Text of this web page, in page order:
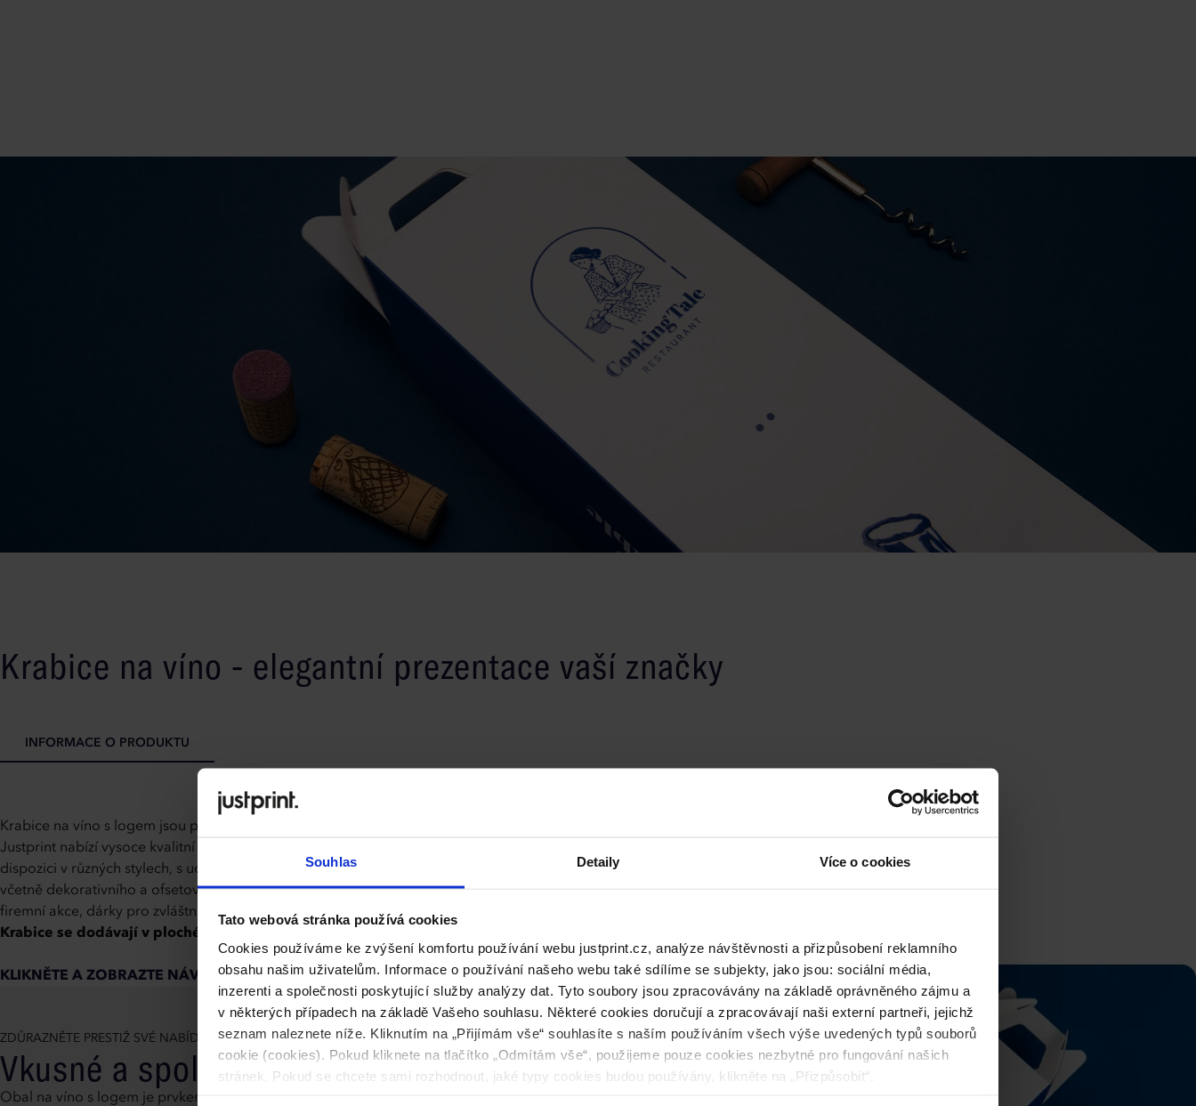
Souhlas Detaily Více o cookies
Tato webová stránka používá cookies
Cookies používáme ke zvýšení komfortu používání webu justprint.cz, analýze návštěvnosti a přizpůsobení reklamního
obsahu našim uživatelům. Informace o používání našeho webu také sdílíme se subjekty, jako jsou: sociální média,
inzerenti a společnosti poskytující služby analýzy dat. Tyto soubory jsou zpracovávány na základě oprávněného zájmu a
v některých případech na základě Vašeho souhlasu. Některé cookies doručují a zpracovávají naši externí partneři, jejichž
seznam naleznete níže. Kliknutím na „Přijímám vše“ souhlasíte s naším používáním všech výše uvedených typů souborů
cookie (cookies). Pokud kliknete na tlačítko „Odmítám vše“, použijeme pouze cookies nezbytné pro fungování našich
stránek. Pokud se chcete sami rozhodnout, jaké typy cookies budou používány, klikněte na „Přizpůsobit“.
Krabice na víno - elegantní prezentace vaší značky
INFORMACE O PRODUKTU
Krabice na víno s logem jsou perfektním řešením pro firmy, které chtějí efektivně prezentovat své produkty. Tiskárna
Justprint nabízí vysoce kvalitní obaly, které snoubí eleganci s funkčností. Personalizované krabice na víno jsou k
dispozici v různých stylech, s uchem nebo bez něj, a v různých možnostech povrchové úpravy. Výběr typů papíru,
včetně dekorativního a ofsetového kartonu, Vám umožňuje sladit je s image Vaší značky. Tyto krabice jsou ideální pro
firemní akce, dárky pro zvláštní příležitosti nebo dárky pro zákazníky.
Krabice se dodávají v plochém stavu, připravené k vlastní montáži.
KLIKNĚTE A ZOBRAZTE NÁVOD K SESTAVENÍ KRABICE
ZDŮRAZNĚTE PRESTIŽ SVÉ NABÍDKY
Vkusné a spolehlivé obaly
Obal na víno s logem je prvkem, který odliší Vaši značku od konkurence. Díky